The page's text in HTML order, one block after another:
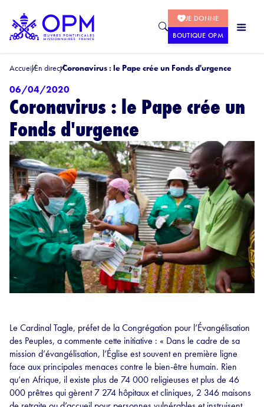
JE DONNE
BOUTIQUE OPM
AccueilEn directCoronavirus : le Pape crée un Fonds d'urgence
06/04/2020
Coronavirus : le Pape crée un
Fonds d'urgence
Le Cardinal Tagle, préfet de la Congrégation pour l’Évangélisation
des Peuples, a commente cette initiative : « Dans le cadre de sa
mission d’évangélisation, l’Église est souvent en première ligne
face aux principales menaces contre le bien-être humain. Rien
qu’en Afrique, il existe plus de 74 000 religieuses et plus de 46
000 prêtres qui gèrent 7 274 hôpitaux et cliniques, 2 346 maisons